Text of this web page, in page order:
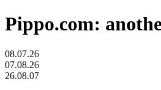
Pippo.com:
08.07.26
07.08.26
26.08.07